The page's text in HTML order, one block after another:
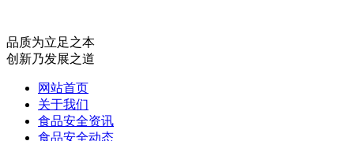
品质为立足之本
创新乃发展之道
网站首页
关于我们
食品安全资讯
食品安全动态